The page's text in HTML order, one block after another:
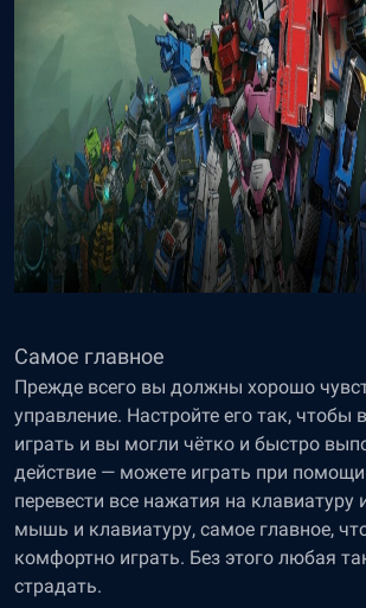
Самое главное
Прежде всего вы должны хорошо
управление. Настройте его так,
играть и вы могли чётко и быстро
действие — можете играть при
перевести все нажатия на клавиатуру
мышь и клавиатуру, самое главное,
комфортно играть. Без этого любая
страдать.